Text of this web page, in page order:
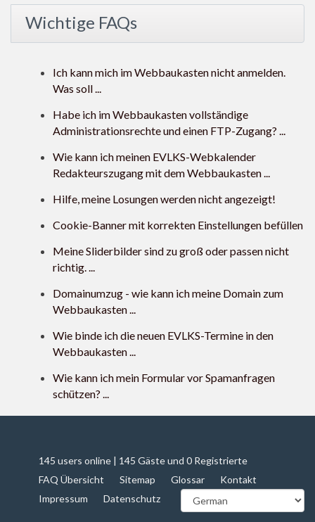
Wichtige FAQs
Ich kann mich im Webbaukasten nicht anmelden.
Was soll ...
Habe ich im Webbaukasten vollständige
Administrationsrechte und einen FTP-Zugang? ...
Wie kann ich meinen EVLKS-Webkalender
Redakteurszugang mit dem Webbaukasten ...
Hilfe, meine Losungen werden nicht angezeigt!
Cookie-Banner mit korrekten Einstellungen befüllen
Meine Sliderbilder sind zu groß oder passen nicht
richtig. ...
Domainumzug - wie kann ich meine Domain zum
Webbaukasten ...
Wie binde ich die neuen EVLKS-Termine in den
Webbaukasten ...
Wie kann ich mein Formular vor Spamanfragen
schützen? ...
145 users online | 145 Gäste und 0 Registrierte
FAQ Übersicht
Sitemap Glossar
Kontakt
Impressum
Datenschutz